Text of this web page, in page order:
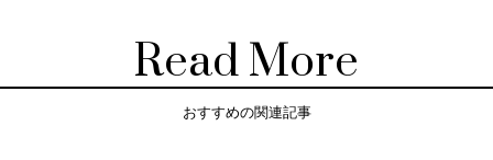
Read More
おすすめの関連記事